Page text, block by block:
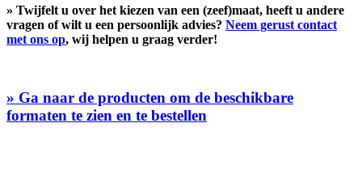
» Twijfelt u over het kiezen van een (zeef)maat, heeft u andere
vragen of wilt u een persoonlijk advies? Neem gerust contact
met ons op, wij helpen u graag verder!
» Ga naar de producten om de beschikbare
formaten te zien en te bestellen